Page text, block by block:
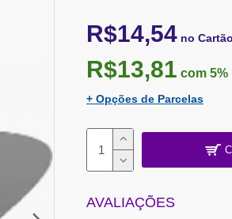
R$14,54 no
R$13,81 com 5%
+ Opções de Parcelas
AVALIAÇÕES